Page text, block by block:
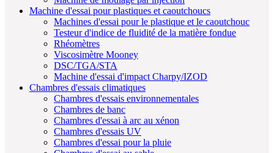
Machine d'essai pour plastiques et caoutchoucs
Machines d'essai pour le plastique et le caoutchouc
Testeur d'indice de fluidité de la matière fondue
Rhéomètres
Viscosimètre Mooney
DSC/TGA/STA
Machine d'essai d'impact Charpy/IZOD
Chambres d'essais climatiques
Chambres d'essais environnementales
Chambres de banc
Chambres d'essai à arc au xénon
Chambres d'essais UV
Chambres d'essai pour la pluie